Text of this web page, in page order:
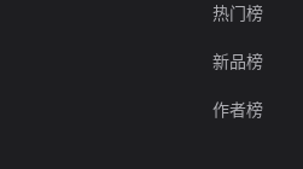
热门榜
新品榜
作者榜